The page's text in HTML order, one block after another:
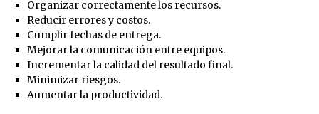
Organizar correctamente los recursos.
Reducir errores y costos.
Cumplir fechas de entrega.
Mejorar la comunicación entre equipos.
Incrementar la calidad del resultado final.
Minimizar riesgos.
Aumentar la productividad.